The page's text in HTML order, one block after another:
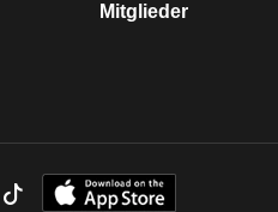
Mitglieder